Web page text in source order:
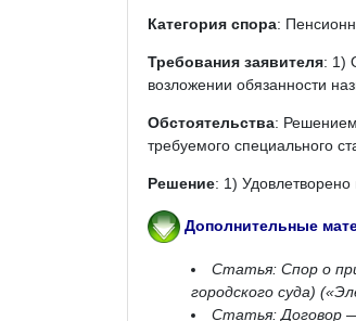
Категория спора:
Требования заявителя: 1)
возложении обязанности
Обстоятельства: Решением
требуемого специального
Решение: 1) Удовлетворено
Дополнительные
Статья: Спор о
городского суда)
Статья: Договор